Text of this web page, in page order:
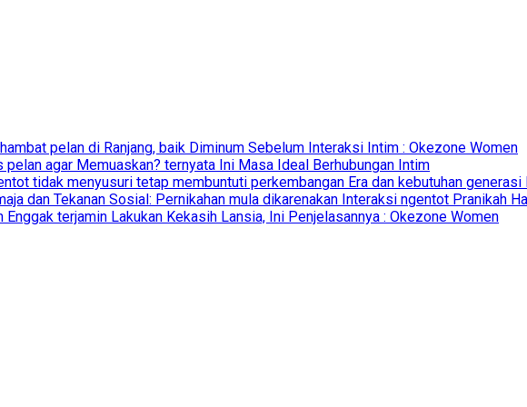
pelan di Ranjang, baik Diminum Sebelum Interaksi Intim : Okezone Women
agar Memuaskan? ternyata Ini Masa Ideal Berhubungan Intim
tidak menyusuri tetap membuntuti perkembangan Era dan kebutuhan generasi
dan Tekanan Sosial: Pernikahan mula dikarenakan Interaksi ngentot Pranikah
terjamin Lakukan Kekasih Lansia, Ini Penjelasannya : Okezone Women